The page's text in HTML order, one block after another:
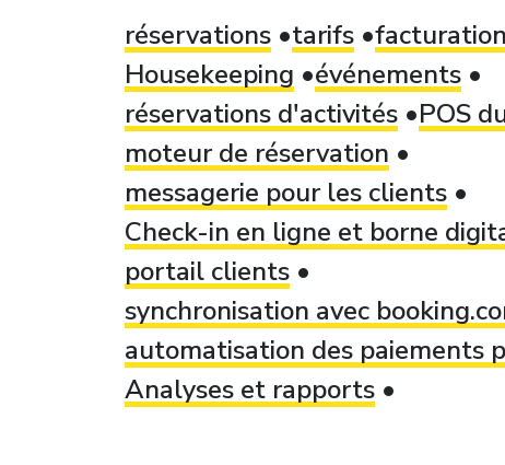
réservations
tarifs facturation
Housekeeping
événements
réservations d'activités
POS
moteur de réservation
messagerie pour les clients
Check-in en ligne et borne
portail clients
synchronisation avec
automatisation des paiements
Analyses et rapports